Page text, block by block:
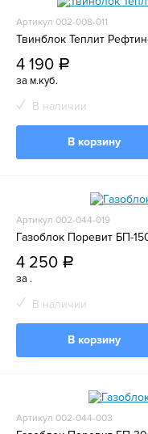
Артикул 002-008-011
Твинблок Теплит
4 190 a
за м.куб.
В наличии
В корзину
Артикул 002-044-019
Газоблок Поревит БП-
4 250 a
за .
В наличии
В корзину
Артикул 002-044-003